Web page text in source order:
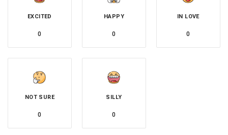
EXCITED
0
HAPPY
0
IN LOVE
0
NOT SURE
0
SILLY
0